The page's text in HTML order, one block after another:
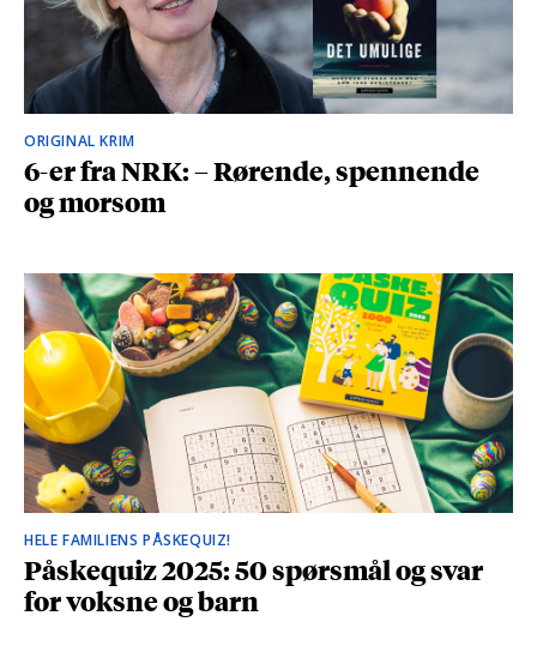
ORIGINAL KRIM
6-er fra NRK: – Rørende, spennende
og morsom
HELE FAMILIENS PÅSKEQUIZ!
Påskequiz 2025: 50 spørsmål og svar
for voksne og barn